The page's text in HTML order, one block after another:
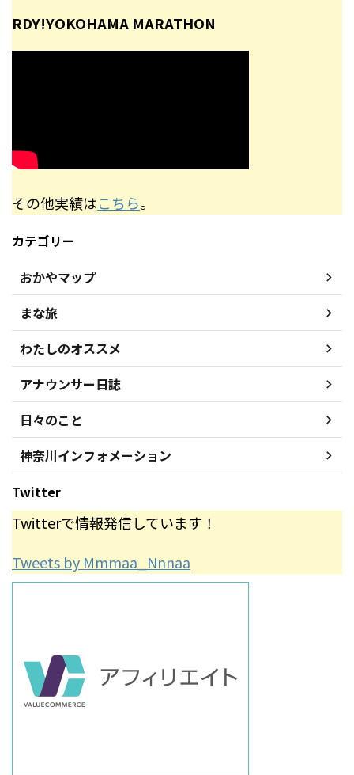
RDY!YOKOHAMA MARATHON
その他実績はこちら。
カテゴリー
おかやマップ
まな旅
わたしのオススメ
アナウンサー日誌
日々のこと
神奈川インフォメーション
Twitter
Twitterで情報発信しています！
Tweets by Mmmaa_Nnnaa